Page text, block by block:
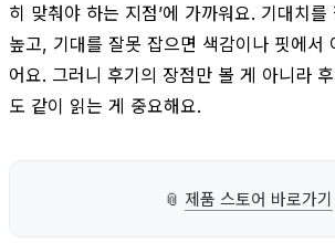
히 맞춰야 하는 지점’에 가까워요. 기대치
높고, 기대를 잘못 잡으면 색감이나 핏에서
어요. 그러니 후기의 장점만 볼 게 아니라
도 같이 읽는 게 중요해요.
📎 제품 스토어 바로가기